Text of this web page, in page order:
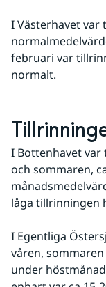
I Västerhavet
februari var
normalt.
I Bottenhavet
och sommaren,
låga tillrinningen
I Egentliga
våren,
under